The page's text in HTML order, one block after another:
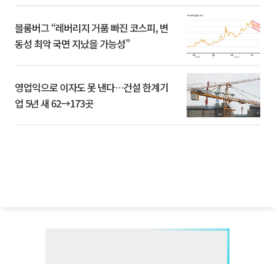
블룸버그 “레버리지 거품 빠진 코스피, 변
동성 최악 국면 지났을 가능성”
영업익으로 이자도 못 낸다…건설 한계기
업 5년 새 62→173곳